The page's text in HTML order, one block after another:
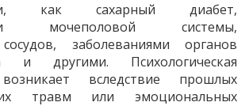
как сахарный диабет,
мочеполовой системы,
заболеваниями органов
и другими. Психологическая
вследствие прошлых
травм или эмоциональных